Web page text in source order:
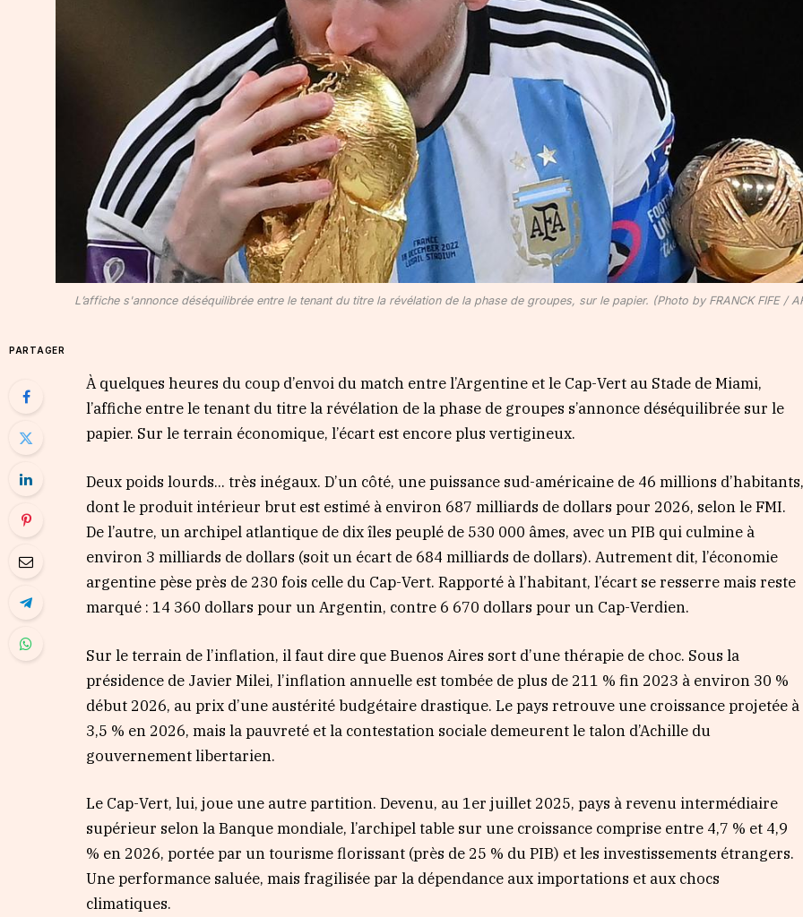
L’affiche s'annonce déséquilibrée entre le tenant du titre la révélation de la phase de groupes, sur le papier. (Photo by FRANCK FIFE /
PARTAGER
À quelques heures du coup d’envoi du match entre l’Argentine et le Cap-Vert au Stade de Miami,
l’affiche entre le tenant du titre la révélation de la phase de groupes s’annonce déséquilibrée sur le
papier. Sur le terrain économique, l’écart est encore plus vertigineux.
Deux poids lourds… très inégaux. D’un côté, une puissance sud-américaine de 46 millions
dont le produit intérieur brut est estimé à environ 687 milliards de dollars pour 2026, selon le FMI.
De l’autre, un archipel atlantique de dix îles peuplé de 530 000 âmes, avec un PIB qui culmine à
environ 3 milliards de dollars (soit un écart de 684 milliards de dollars). Autrement dit, l’économie
argentine pèse près de 230 fois celle du Cap-Vert. Rapporté à l’habitant, l’écart se resserre mais reste
marqué : 14 360 dollars pour un Argentin, contre 6 670 dollars pour un Cap-Verdien.
Sur le terrain de l’inflation, il faut dire que Buenos Aires sort d’une thérapie de choc. Sous la
présidence de Javier Milei, l’inflation annuelle est tombée de plus de 211 % fin 2023 à environ 30 %
début 2026, au prix d’une austérité budgétaire drastique. Le pays retrouve une croissance projetée à
3,5 % en 2026, mais la pauvreté et la contestation sociale demeurent le talon d’Achille du
gouvernement libertarien.
Le Cap-Vert, lui, joue une autre partition. Devenu, au 1er juillet 2025, pays à revenu intermédiaire
supérieur selon la Banque mondiale, l’archipel table sur une croissance comprise entre 4,7 % et 4,9
% en 2026, portée par un tourisme florissant (près de 25 % du PIB) et les investissements étrangers.
Une performance saluée, mais fragilisée par la dépendance aux importations et aux chocs
climatiques.